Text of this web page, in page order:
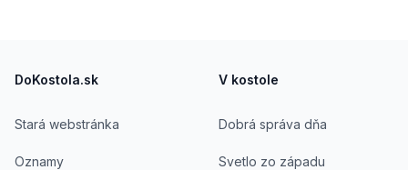
DoKostola.sk
Stará webstránka
Oznamy
V kostole
Dobrá správa dňa
Svetlo zo západu